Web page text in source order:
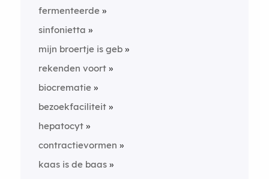
fermenteerde
sinfonietta
mijn broertje is geb
rekenden voort
biocrematie
bezoekfaciliteit
hepatocyt
contractievormen
kaas is de baas